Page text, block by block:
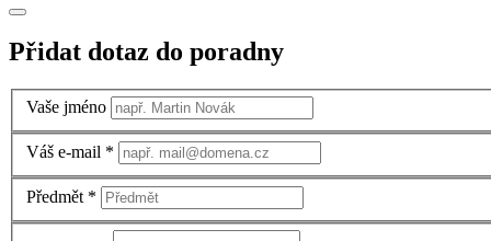
Přidat dotaz do poradny
Vaše jméno
Váš e-mail *
Předmět *